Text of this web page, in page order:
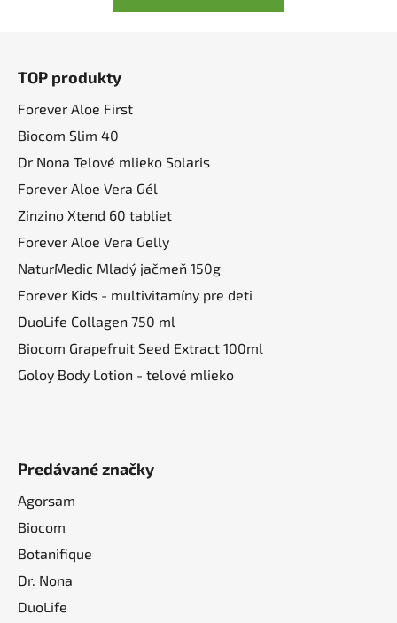
TOP produkty
Forever Aloe First
Biocom Slim 40
Dr Nona Telové mlieko Solaris
Forever Aloe Vera Gél
Zinzino Xtend 60 tabliet
Forever Aloe Vera Gelly
NaturMedic Mladý jačmeň 150g
Forever Kids - multivitamíny pre deti
DuoLife Collagen 750 ml
Biocom Grapefruit Seed Extract 100ml
Goloy Body Lotion - telové mlieko
Predávané značky
Agorsam
Biocom
Botanifique
Dr. Nona
DuoLife